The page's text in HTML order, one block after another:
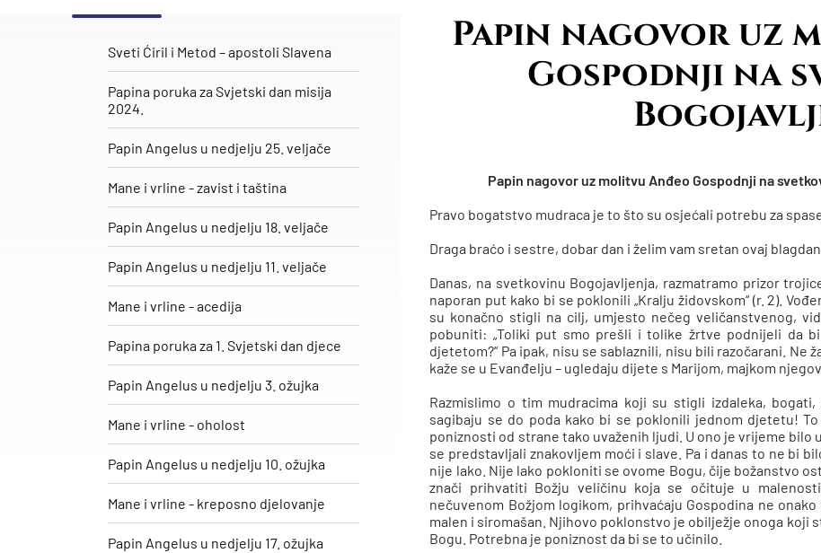
Sveti Ćiril i Metod – apostoli Slavena
Papina poruka za Svjetski dan misija
2024.
Papin Angelus u nedjelju 25. veljače
​Mane i vrline - zavist i taština
Papin Angelus u nedjelju 18. veljače
Papin Angelus u nedjelju 11. veljače
Mane i vrline - acedija
Papina poruka za 1. Svjetski dan djece
Papin Angelus u nedjelju 3. ožujka
Mane i vrline - oholost
Papin Angelus u nedjelju 10. ožujka
Mane i vrline - kreposno djelovanje
Papin Angelus u nedjelju 17. ožujka
Papin nagovor uz
Gospodnji na
Papin nagovor uz molitvu Anđeo Gospodnji na
Pravo bogatstvo mudraca je to što su osjećali potrebu za
Draga braćo i sestre, dobar dan i želim vam sretan ovaj
Danas, na svetkovinu Bogojavljenja, razmatramo prizor
naporan put kako bi se poklonili „Kralju židovskom“ (r. 2).
su konačno stigli na cilj, umjesto nečeg veličanstvenog,
pobuniti: „Toliki put smo prešli i tolike žrtve podnijeli da
djetetom?“ Pa ipak, nisu se sablaznili, nisu bili razočarani. Ne
kaže se u Evanđelju – ugledaju dijete s Marijom, majkom
Razmislimo o tim mudracima koji su stigli izdaleka,
sagibaju se do poda kako bi se poklonili jednom djetetu!
poniznosti od strane tako uvaženih ljudi. U ono je vrijeme
se predstavljali znakovljem moći i slave. Pa i danas to ne bi
nije lako. Nije lako pokloniti se ovome Bogu, čije božanstvo
znači prihvatiti Božju veličinu koja se očituje u
nečuvenom Božjom logikom, prihvaćaju Gospodina ne
malen i siromašan. Njihovo poklonstvo je obilježje onoga
Bogu. Potrebna je poniznost da bi se to učinilo.